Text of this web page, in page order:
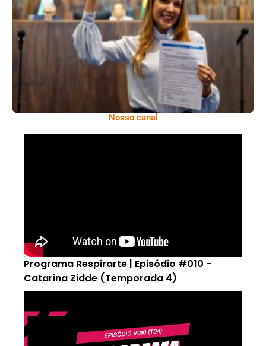
Projeto Aprovado Na Alerj Fortalece
Resposta Do SUS Antes Do Período De
Maior Risco Da Dengue
Nosso canal
Programa Respirarte | Episódio #010 -
Catarina Zidde (Temporada 4)